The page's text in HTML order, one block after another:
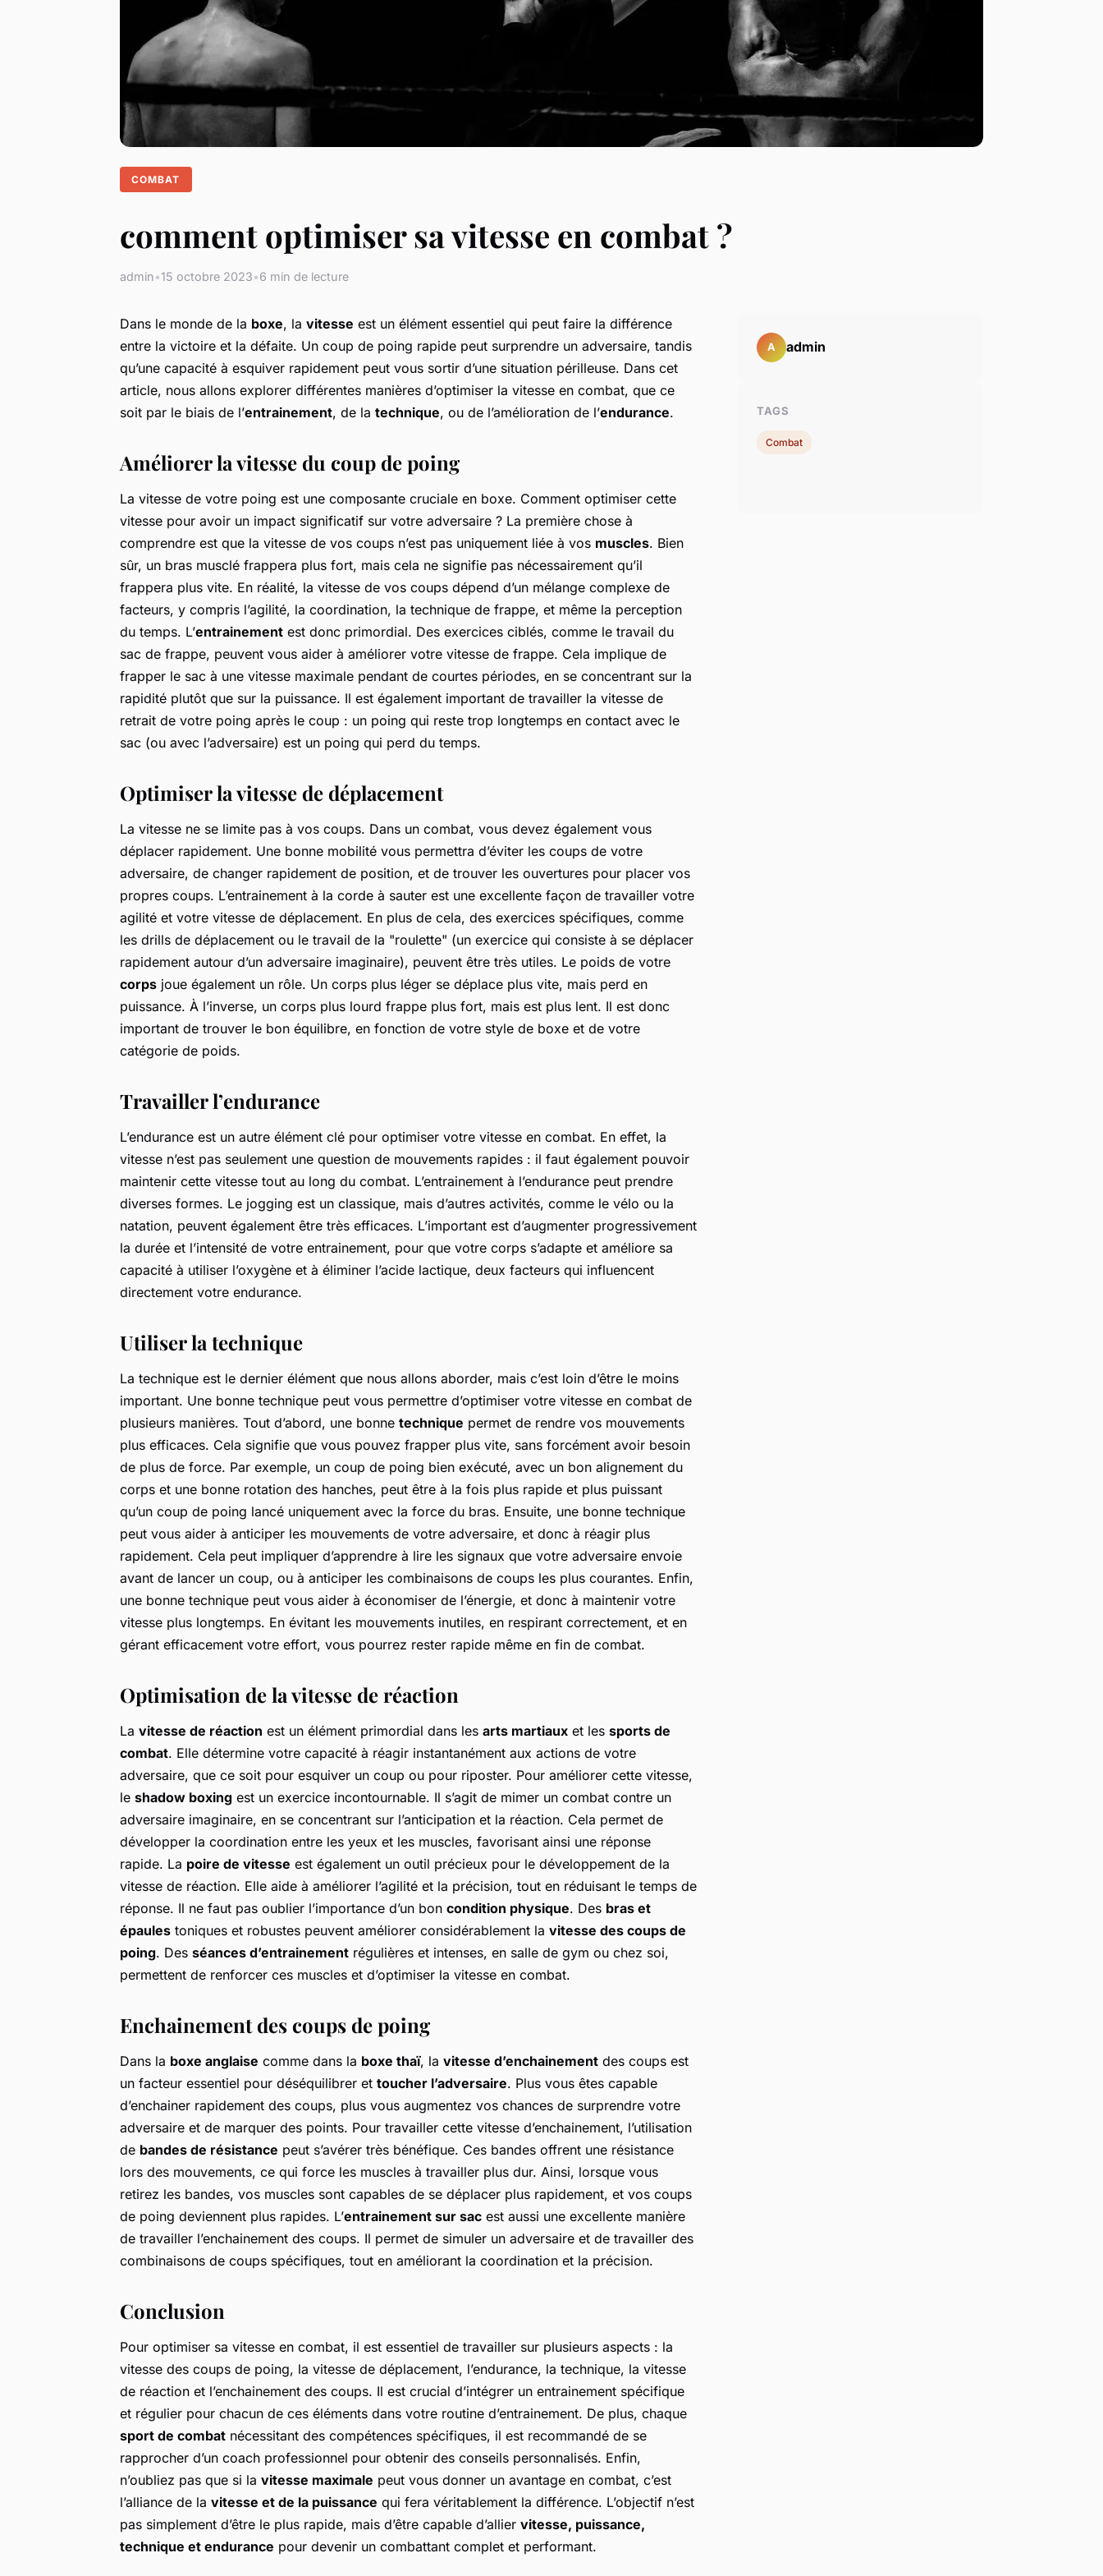
COMBAT
comment optimiser sa vitesse en combat ?
admin•15 octobre 2023•6 min de lecture
Dans le monde de la boxe, la vitesse est un élément essentiel qui peut faire la différence
entre la victoire et la défaite. Un coup de poing rapide peut surprendre un adversaire, tandis
qu’une capacité à esquiver rapidement peut vous sortir d’une situation périlleuse. Dans cet
article, nous allons explorer différentes manières d’optimiser la vitesse en combat, que ce
soit par le biais de l’entrainement, de la technique, ou de l’amélioration de l’endurance.
Améliorer la vitesse du coup de poing
La vitesse de votre poing est une composante cruciale en boxe. Comment optimiser cette
vitesse pour avoir un impact significatif sur votre adversaire ? La première chose à
comprendre est que la vitesse de vos coups n’est pas uniquement liée à vos muscles. Bien
sûr, un bras musclé frappera plus fort, mais cela ne signifie pas nécessairement qu’il
frappera plus vite. En réalité, la vitesse de vos coups dépend d’un mélange complexe de
facteurs, y compris l’agilité, la coordination, la technique de frappe, et même la perception
du temps. L’entrainement est donc primordial. Des exercices ciblés, comme le travail du
sac de frappe, peuvent vous aider à améliorer votre vitesse de frappe. Cela implique de
frapper le sac à une vitesse maximale pendant de courtes périodes, en se concentrant sur la
rapidité plutôt que sur la puissance. Il est également important de travailler la vitesse de
retrait de votre poing après le coup : un poing qui reste trop longtemps en contact avec le
sac (ou avec l’adversaire) est un poing qui perd du temps.
Optimiser la vitesse de déplacement
La vitesse ne se limite pas à vos coups. Dans un combat, vous devez également vous
déplacer rapidement. Une bonne mobilité vous permettra d’éviter les coups de votre
adversaire, de changer rapidement de position, et de trouver les ouvertures pour placer vos
propres coups. L’entrainement à la corde à sauter est une excellente façon de travailler votre
agilité et votre vitesse de déplacement. En plus de cela, des exercices spécifiques, comme
les drills de déplacement ou le travail de la "roulette" (un exercice qui consiste à se déplacer
rapidement autour d’un adversaire imaginaire), peuvent être très utiles. Le poids de votre
corps joue également un rôle. Un corps plus léger se déplace plus vite, mais perd en
puissance. À l’inverse, un corps plus lourd frappe plus fort, mais est plus lent. Il est donc
important de trouver le bon équilibre, en fonction de votre style de boxe et de votre
catégorie de poids.
Travailler l’endurance
L’endurance est un autre élément clé pour optimiser votre vitesse en combat. En effet, la
vitesse n’est pas seulement une question de mouvements rapides : il faut également pouvoir
maintenir cette vitesse tout au long du combat. L’entrainement à l’endurance peut prendre
diverses formes. Le jogging est un classique, mais d’autres activités, comme le vélo ou la
natation, peuvent également être très efficaces. L’important est d’augmenter progressivement
la durée et l’intensité de votre entrainement, pour que votre corps s’adapte et améliore sa
capacité à utiliser l’oxygène et à éliminer l’acide lactique, deux facteurs qui influencent
directement votre endurance.
Utiliser la technique
La technique est le dernier élément que nous allons aborder, mais c’est loin d’être le moins
important. Une bonne technique peut vous permettre d’optimiser votre vitesse en combat de
plusieurs manières. Tout d’abord, une bonne technique permet de rendre vos mouvements
plus efficaces. Cela signifie que vous pouvez frapper plus vite, sans forcément avoir besoin
de plus de force. Par exemple, un coup de poing bien exécuté, avec un bon alignement du
corps et une bonne rotation des hanches, peut être à la fois plus rapide et plus puissant
qu’un coup de poing lancé uniquement avec la force du bras. Ensuite, une bonne technique
peut vous aider à anticiper les mouvements de votre adversaire, et donc à réagir plus
rapidement. Cela peut impliquer d’apprendre à lire les signaux que votre adversaire envoie
avant de lancer un coup, ou à anticiper les combinaisons de coups les plus courantes. Enfin,
une bonne technique peut vous aider à économiser de l’énergie, et donc à maintenir votre
vitesse plus longtemps. En évitant les mouvements inutiles, en respirant correctement, et en
gérant efficacement votre effort, vous pourrez rester rapide même en fin de combat.
Optimisation de la vitesse de réaction
La vitesse de réaction est un élément primordial dans les arts martiaux et les sports de
combat. Elle détermine votre capacité à réagir instantanément aux actions de votre
adversaire, que ce soit pour esquiver un coup ou pour riposter. Pour améliorer cette vitesse,
le shadow boxing est un exercice incontournable. Il s’agit de mimer un combat contre un
adversaire imaginaire, en se concentrant sur l’anticipation et la réaction. Cela permet de
développer la coordination entre les yeux et les muscles, favorisant ainsi une réponse
rapide. La poire de vitesse est également un outil précieux pour le développement de la
vitesse de réaction. Elle aide à améliorer l’agilité et la précision, tout en réduisant le temps de
réponse. Il ne faut pas oublier l’importance d’un bon condition physique. Des bras et
épaules toniques et robustes peuvent améliorer considérablement la vitesse des coups de
poing. Des séances d’entrainement régulières et intenses, en salle de gym ou chez soi,
permettent de renforcer ces muscles et d’optimiser la vitesse en combat.
Enchainement des coups de poing
Dans la boxe anglaise comme dans la boxe thaï, la vitesse d’enchainement des coups est
un facteur essentiel pour déséquilibrer et toucher l’adversaire. Plus vous êtes capable
d’enchainer rapidement des coups, plus vous augmentez vos chances de surprendre votre
adversaire et de marquer des points. Pour travailler cette vitesse d’enchainement, l’utilisation
de bandes de résistance peut s’avérer très bénéfique. Ces bandes offrent une résistance
lors des mouvements, ce qui force les muscles à travailler plus dur. Ainsi, lorsque vous
retirez les bandes, vos muscles sont capables de se déplacer plus rapidement, et vos coups
de poing deviennent plus rapides. L’entrainement sur sac est aussi une excellente manière
de travailler l’enchainement des coups. Il permet de simuler un adversaire et de travailler des
combinaisons de coups spécifiques, tout en améliorant la coordination et la précision.
Conclusion
Pour optimiser sa vitesse en combat, il est essentiel de travailler sur plusieurs aspects : la
vitesse des coups de poing, la vitesse de déplacement, l’endurance, la technique, la vitesse
de réaction et l’enchainement des coups. Il est crucial d’intégrer un entrainement spécifique
et régulier pour chacun de ces éléments dans votre routine d’entrainement. De plus, chaque
sport de combat nécessitant des compétences spécifiques, il est recommandé de se
rapprocher d’un coach professionnel pour obtenir des conseils personnalisés. Enfin,
n’oubliez pas que si la vitesse maximale peut vous donner un avantage en combat, c’est
l’alliance de la vitesse et de la puissance qui fera véritablement la différence. L’objectif n’est
pas simplement d’être le plus rapide, mais d’être capable d’allier vitesse, puissance,
technique et endurance pour devenir un combattant complet et performant.
A admin
TAGS
Combat